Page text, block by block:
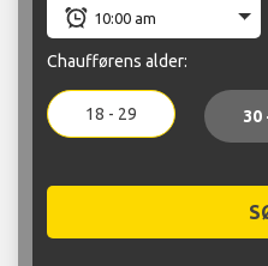
Chaufførens alder:
18 - 29 30